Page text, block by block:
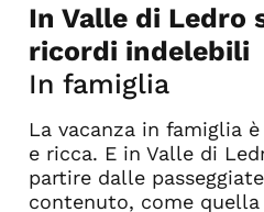
In Valle di Ledro
ricordi indelebili
In famiglia
La vacanza in famiglia
e ricca. E in Valle di
partire dalle
contenuto, come